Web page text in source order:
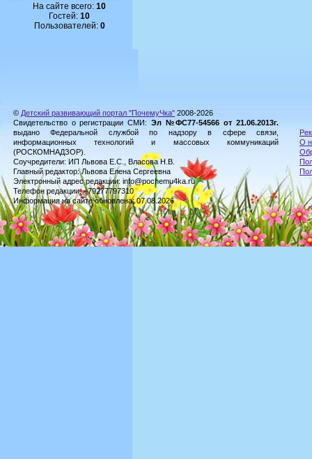
На сайте всего:10
Гостей:10
Пользователей: 0
© Детский развивающий портал "ПочемуЧка" 2008-2026
Свидетельство о регистрации СМИ: Эл №ФС77-54566 от 21.06.2013г.
выдано Федеральной службой по надзору в сфере связи,
информационных технологий и массовых коммуникаций
(РОСКОМНАДЗОР).
Соучредители: ИП Львова Е.С., Власова Н.В.
Главный редактор: Львова Елена Сергеевна
Электронный адрес редакции: info@pochemu4ka.ru
Телефон редакции: +79277797310
Информация на сайте обновлена: 07.08.2026
О